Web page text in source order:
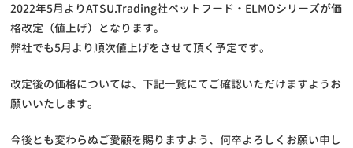
2022年5月よりATSU.Trading社ペットフード・ELMOシリーズが価
格改定（値上げ）となります。
弊社でも5月より順次値上げをさせて頂く予定です。
改定後の価格については、下記一覧にてご確認いただけますようお
願いいたします。
今後とも変わらぬご愛顧を賜りますよう、何卒よろしくお願い申し